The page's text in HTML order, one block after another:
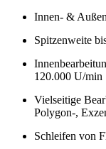
Innen- &
Spitzenweite
120.000 U/min
Vielseitige
Polygon-,
Schleifen von